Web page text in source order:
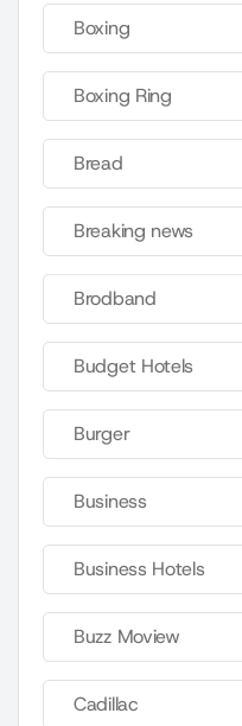
Boxing
Boxing Ring
Bread
Breaking news
Brodband
Budget Hotels
Burger
Business
Business Hotels
Buzz Moview
Cadillac